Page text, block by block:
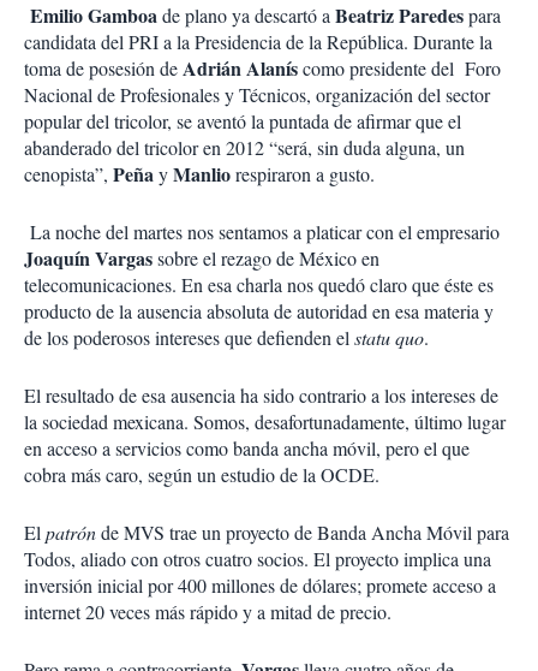
Emilio Gamboade plano ya descartó a Beatriz Paredespara
candidata del PRI a la Presidencia de la República. Durante la
toma de posesión deAdrián Alaníscomo presidente del Foro
Nacional de Profesionales y Técnicos, organización del sector
popular del tricolor, se aventó la puntada de afirmar que el
abanderado del tricolor en 2012 “será, sin duda alguna, un
cenopista”, PeñayManliorespiraron a gusto.
La noche del martes nos sentamos a platicar con el empresario
Joaquín Vargassobre el rezago de México en
telecomunicaciones. En esa charla nos quedó claro que éste es
producto de la ausencia absoluta de autoridad en esa materia y
de los poderosos intereses que defienden el statu quo.
El resultado de esa ausencia ha sido contrario a los intereses de
la sociedad mexicana. Somos, desafortunadamente, último lugar
en acceso a servicios como banda ancha móvil, pero el que
cobra más caro, según un estudio de la OCDE.
El patrónde MVS trae un proyecto de Banda Ancha Móvil para
Todos, aliado con otros cuatro socios. El proyecto implica una
inversión inicial por 400 millones de dólares; promete acceso a
internet 20 veces más rápido y a mitad de precio.